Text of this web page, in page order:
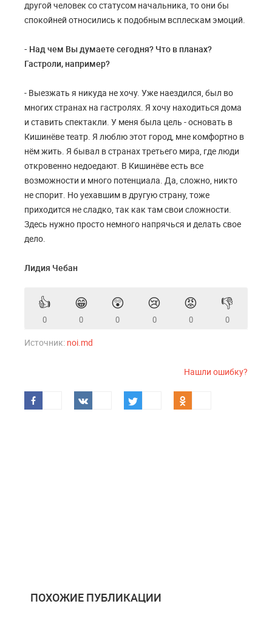
другой человек со статусом начальника, то они бы
спокойней относились к подобным всплескам эмоций.
- Над чем Вы думаете сегодня? Что в планах?
Гастроли, например?
- Выезжать я никуда не хочу. Уже наездился, был во
многих странах на гастролях. Я хочу находиться дома
и ставить спектакли. У меня была цель - основать в
Кишинёве театр. Я люблю этот город, мне комфортно в
нём жить. Я бывал в странах третьего мира, где люди
откровенно недоедают. В Кишинёве есть все
возможности и много потенциала. Да, сложно, никто
не спорит. Но уехавшим в другую страну, тоже
приходится не сладко, так как там свои сложности.
Здесь нужно просто немного напрячься и делать свое
дело.
Лидия Чебан
👍
0
😁
0
😲
0
😢
0
😡
0
👎
0
Источник: noi.md
Нашли ошибку?
ПОХОЖИЕ ПУБЛИКАЦИИ